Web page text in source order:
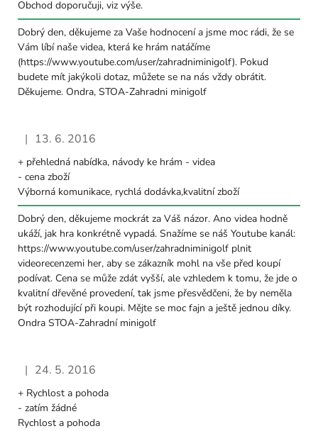
Obchod doporučuji, viz výše.
Dobrý den, děkujeme za Vaše hodnocení a jsme moc rádi, že se
Vám líbí naše videa, která ke hrám natáčíme
(https://www.youtube.com/user/zahradniminigolf). Pokud
budete mít jakýkoli dotaz, můžete se na nás vždy obrátit.
Děkujeme. Ondra, STOA-Zahradni minigolf
Hodnocení obchodu je 5 z 5 hvězdiček.
| 13. 6. 2016
+ přehledná nabídka, návody ke hrám - videa
- cena zboží
Výborná komunikace, rychlá dodávka,kvalitní zboží
Dobrý den, děkujeme mockrát za Váš názor. Ano videa hodně
ukáží, jak hra konkrétně vypadá. Snažíme se náš Youtube kanál:
https://www.youtube.com/user/zahradniminigolf plnit
videorecenzemi her, aby se zákazník mohl na vše před koupí
podívat. Cena se může zdát vyšší, ale vzhledem k tomu, že jde o
kvalitní dřevěné provedení, tak jsme přesvědčeni, že by neměla
být rozhodující při koupi. Mějte se moc fajn a ještě jednou díky.
Ondra STOA-Zahradní minigolf
Hodnocení obchodu je 5 z 5 hvězdiček.
| 24. 5. 2016
+ Rychlost a pohoda
- zatím žádné
Rychlost a pohoda